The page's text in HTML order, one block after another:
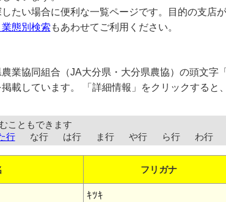
したい場合に便利な一覧ページです。目的の支店
態別検索 もあわせてご利用ください。
業協同組合（JA大分県・大分県農協）の頭文字
載しています。 「詳細情報」をクリックすると
こともできます
行 な行 は行 ま行 や行 ら行 わ行
フリガナ
ｷﾂｷ